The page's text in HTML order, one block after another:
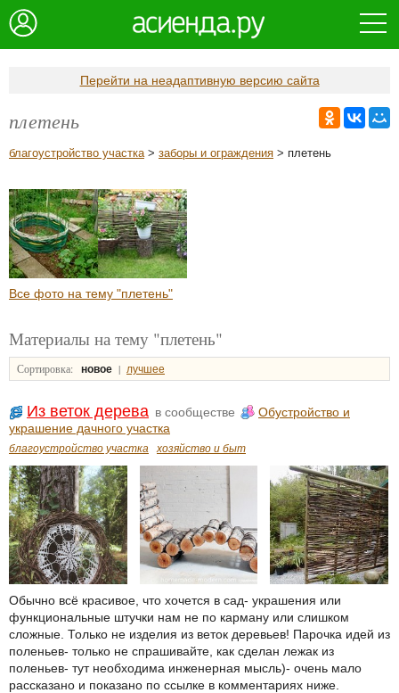
Перейти на неадаптивную версию сайта
плетень
благоустройство участка> заборы и ограждения > плетень
Все фото на тему "плетень"
Материалы на тему "плетень"
Сортировка: новое | лучшее
Из веток дерева в сообществе
Обустройство и
украшение дачного участка
благоустройство участка хозяйство и быт
Обычно всё красивое, что хочется в сад- украшения или
функциональные штучки нам не по карману или слишком
сложные. Только не изделия из веток деревьев! Парочка идей из
поленьев- только не спрашивайте, как сделан лежак из
поленьев- тут необходима инженерная мысль)- очень мало
рассказано и показано по ссылке в комментариях ниже.